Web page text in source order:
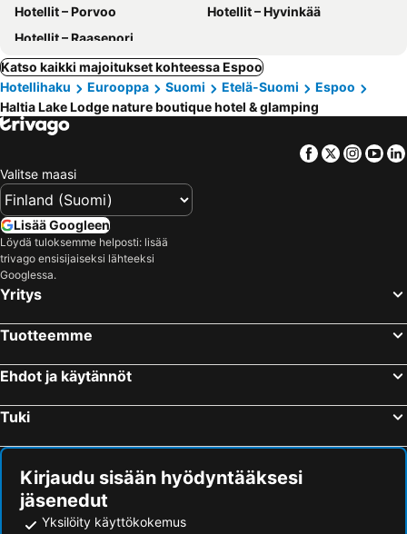
Hotellit – Porvoo
Hotellit – Hyvinkää
Hotellit – Raasepori
Katso kaikki majoitukset kohteessa Espoo
Hotellihaku
Eurooppa Suomi Etelä-Suomi
Espoo
Haltia Lake Lodge nature boutique hotel & glamping
Facebook
Twitter
Valitse maasi
Lisää Googleen
Löydä tuloksemme helposti: lisää
trivago ensisijaiseksi lähteeksi
Googlessa.
Yritys
Tuotteemme
Ehdot ja käytännöt
Tuki
Kirjaudu sisään hyödyntääksesi
jäsenedut
Yksilöity käyttökokemus